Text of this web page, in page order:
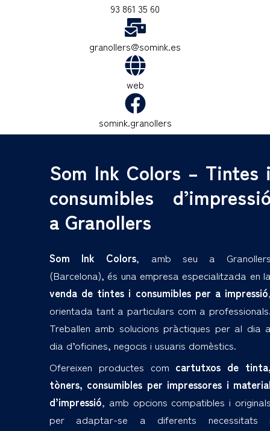
93 861 35 60
granollers@somink.es
web
somink.granollers
Som Ink Colors – Tintes
consumibles
a Granollers
Som Ink Colors, amb seu a
(Barcelona), és una empresa especialitzada en
venda de tintes i consumibles per a impressió
orientada tant a particulars com a
Treballen amb solucions pràctiques per al dia
dia d’oficines, negocis i usuaris domèstics.
Ofereixen productes com cartutxos de
tòners, consumibles per impressores i
d’impressió, amb opcions compatibles i
per adaptar-se a diferents necessitats